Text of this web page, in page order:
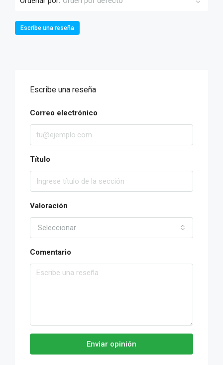
Escribe una reseña
Escribe una reseña
Correo electrónico
Título
Valoración
Seleccionar
Comentario
Enviar opinión